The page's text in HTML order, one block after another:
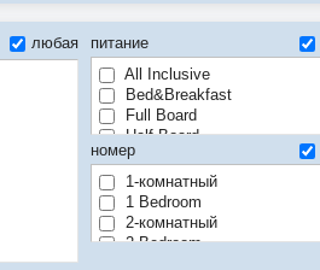
любая
питание
All Inclusive
Bed&Breakfast
Full Board
Half Board
Room only
номер
1-комнатный
1 Bedroom
2-комнатный
2 Bedroom